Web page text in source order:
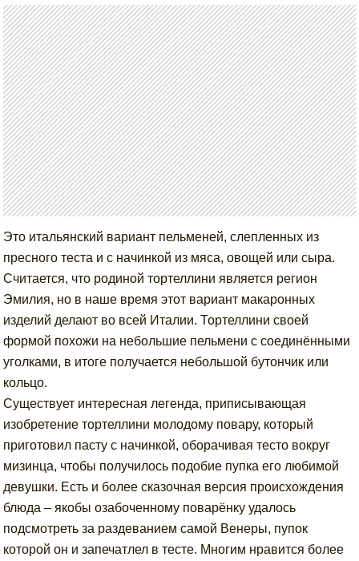
Это итальянский вариант пельменей, слепленных из
пресного теста и с начинкой из мяса, овощей или сыра.
Считается, что родиной тортеллини является регион
Эмилия, но в наше время этот вариант макаронных
изделий делают во всей Италии. Тортеллини своей
формой похожи на небольшие пельмени с соединёнными
уголками, в итоге получается небольшой бутончик или
кольцо.
Существует интересная легенда, приписывающая
изобретение тортеллини молодому повару, который
приготовил пасту с начинкой, оборачивая тесто вокруг
мизинца, чтобы получилось подобие пупка его любимой
девушки. Есть и более сказочная версия происхождения
блюда – якобы озабоченному поварёнку удалось
подсмотреть за раздеванием самой Венеры, пупок
которой он и запечатлел в тесте. Многим нравится более